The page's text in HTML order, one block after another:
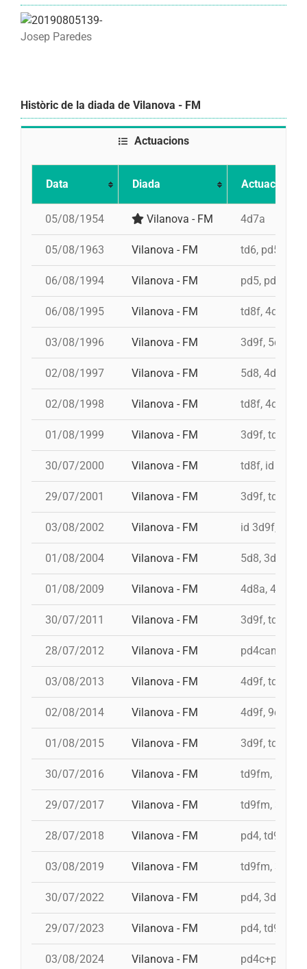
Josep Paredes
Històric de la diada de Vilanova - FM
Actuacions
Data Diada Actuació
05/08/1954 Vilanova - FM 4d7a
05/08/1963 Vilanova - FM td6, pd5, 3d7
06/08/1994 Vilanova - FM pd5, pd5,
06/08/1995 Vilanova - FM td8f, 4d9f,
03/08/1996 Vilanova - FM 3d9f, 5d8,
02/08/1997 Vilanova - FM 5d8, 4d9f,
02/08/1998 Vilanova - FM td8f, 4d8,
01/08/1999 Vilanova - FM 3d9f, td9fm,
30/07/2000 Vilanova - FM td8f, id 4d9f,
29/07/2001 Vilanova - FM 3d9f,
03/08/2002 Vilanova - FM id 3d9f, id
01/08/2004 Vilanova - FM 5d8, 3d8,
01/08/2009 Vilanova - FM 4d8a, 4d9f,
30/07/2011 Vilanova - FM 3d9f, td9fm,
28/07/2012 Vilanova - FM pd4cam,
03/08/2013 Vilanova - FM 4d9f, td9fm,
02/08/2014 Vilanova - FM 4d9f, 9d8,
01/08/2015 Vilanova - FM 3d9f, td9fm,
30/07/2016 Vilanova - FM td9fm,
29/07/2017 Vilanova - FM td9fm,
28/07/2018 Vilanova - FM pd4, td9fm,
03/08/2019 Vilanova - FM td9fm,
30/07/2022 Vilanova - FM pd4, 3d9f,
29/07/2023 Vilanova - FM pd4, td9fm,
03/08/2024 Vilanova - FM pd4c+pd4,